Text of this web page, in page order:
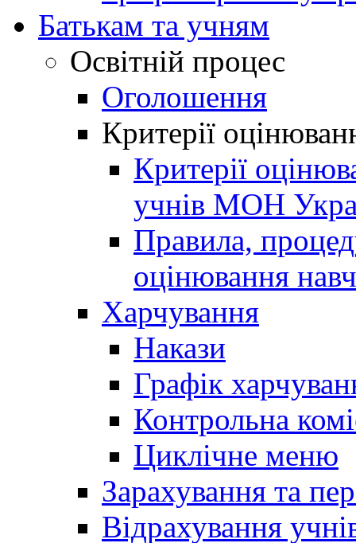
Батькам та учням
Освітній процес
Оголошення
Критерії
Критерії
учнів МОН
Правила,
оцінювання
Харчування
Накази
Графік
Контрольна
Циклічне меню
Зарахування та
Відрахування